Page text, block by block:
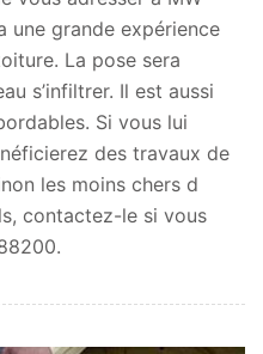
une grande expérience
La pose sera
s’infiltrer. Il est aussi
Si vous lui
des travaux de
les moins chers d
contactez-le si vous